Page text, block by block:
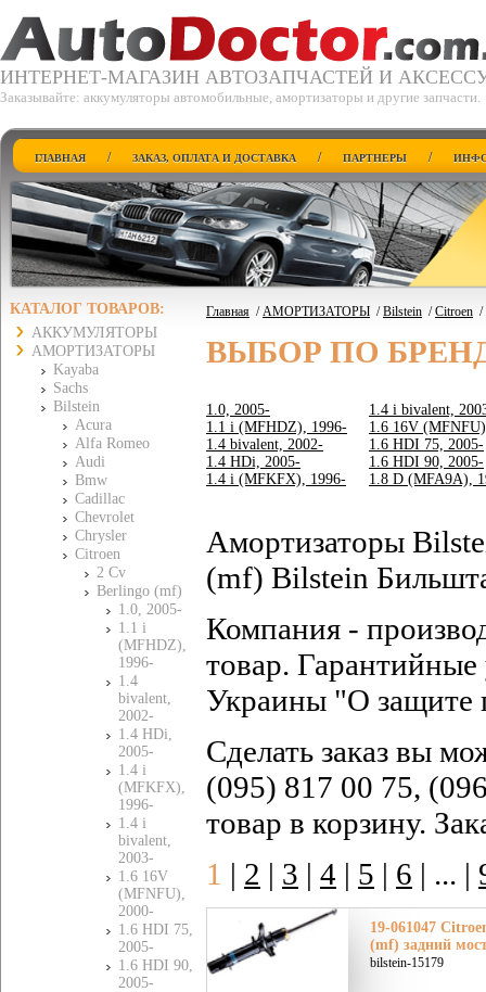
ИНТЕРНЕТ-МАГАЗИН АВТОЗАПЧАСТЕЙ И
Заказывайте: аккумуляторы автомобильные, амортизаторы и другие запчасти.
ГЛАВНАЯ / ЗАКАЗ, ОПЛАТА И ДОСТАВКА / ПАРТНЕРЫ /
КАТАЛОГ ТОВАРОВ:
АККУМУЛЯТОРЫ
АМОРТИЗАТОРЫ
Kayaba
Sachs
Bilstein
Acura
Alfa Romeo
Audi
Bmw
Cadillac
Chevrolet
Chrysler
Citroen
2 Cv
Berlingo (mf)
1.0, 2005-
1.1 i
(MFHDZ),
1996-
1.4
bivalent,
2002-
1.4 HDi,
2005-
1.4 i
(MFKFX),
1996-
1.4 i
bivalent,
2003-
1.6 16V
(MFNFU),
2000-
1.6 HDI 75,
2005-
1.6 HDI 90,
2005-
Главная /АМОРТИЗАТОРЫ /Bilstein /Citroen /
ВЫБОР ПО
1.0, 2005-
1.1 i (MFHDZ), 1996-
1.4 bivalent, 2002-
1.4 HDi, 2005-
1.4 i (MFKFX), 1996-
1.4 i bivalent,
1.6 16V
1.6 HDI 75, 2005-
1.6 HDI 90, 2005-
1.8 D (MFA9A),
Амортизаторы
(mf) Bilstein
Компания -
товар. Гарантийные
Украины "О защите
Сделать заказ вы
(095) 817 00 75,
товар в корзину.
1 | 2 | 3 | 4 | 5 | 6 | ... |
19-061047
(mf) задний
bilstein-15179